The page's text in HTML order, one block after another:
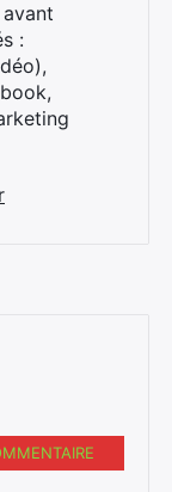
: